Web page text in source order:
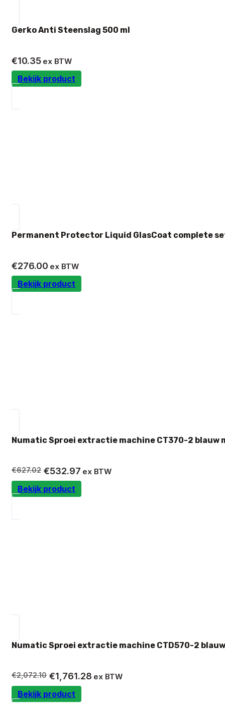
Gerko Anti Steenslag 500 ml
€10.35 ex BTW
Bekijk product
Permanent Protector Liquid GlasCoat complete
€276.00 ex BTW
Bekijk product
Numatic Sproei extractie machine CT370-2 blauw
€627.02
Oorspronkelijke
prijs
was:
€532.97
Huidige
prijs
is:
ex BTW
Bekijk product
Numatic Sproei extractie machine CTD570-2
€2,072.10
Oorspronkelijke
prijs
was:
€1,761.28
Huidige
prijs
is:
ex BTW
Bekijk product